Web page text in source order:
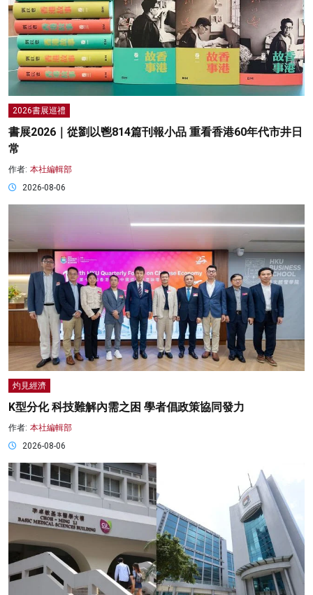
2026書展巡禮
書展2026｜從劉以鬯814篇刊報小品 重看香港60年代市井日
常
作者: 本社編輯部
2026-08-06
灼見經濟
K型分化 科技難解內需之困 學者倡政策協同發力
作者: 本社編輯部
2026-08-06